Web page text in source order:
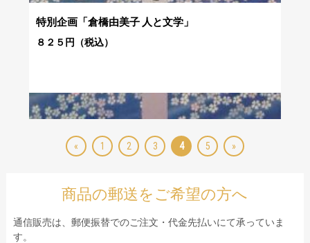
特別企画「倉橋由美子 人と文学」
８２５円（税込）
« 1 2 3 4 5 »
商品の郵送をご希望の方へ
通信販売は、郵便振替でのご注文・代金先払いにて承っていま
す。